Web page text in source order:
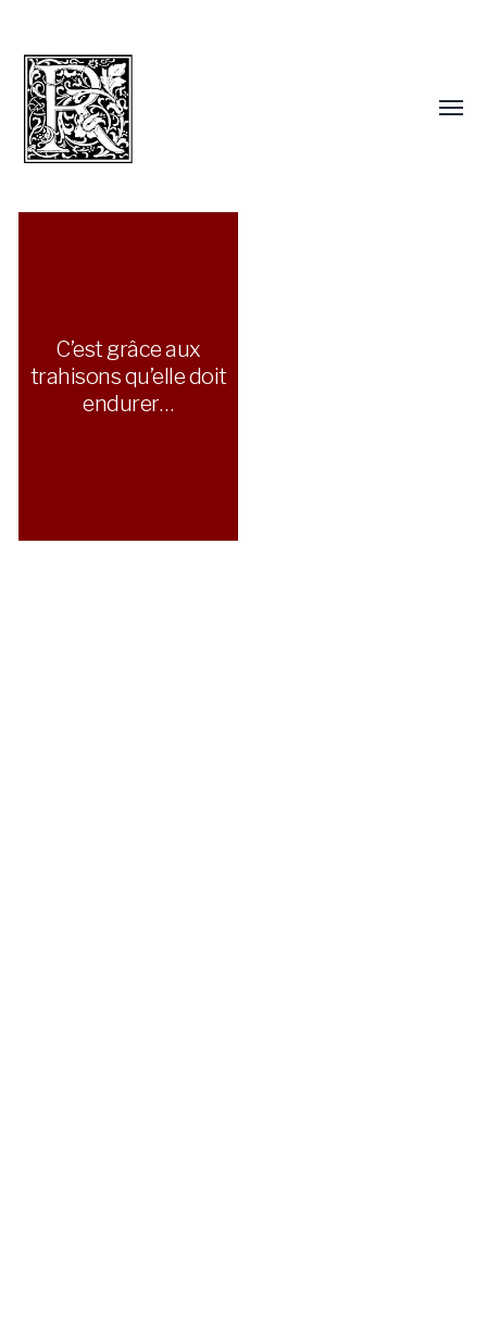
C’est grâce aux
trahisons qu’elle doit
endurer…